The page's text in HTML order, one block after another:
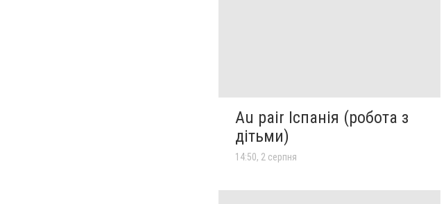
Au pair Іспанія (робота з
дітьми)
14:50, 2 серпня